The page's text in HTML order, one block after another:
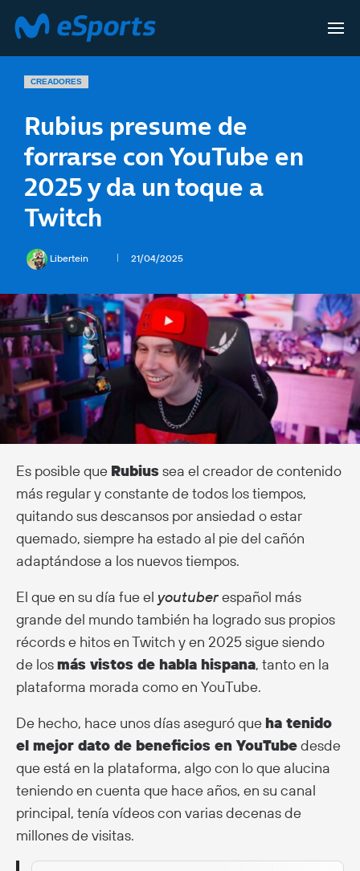
CREADORES
Rubius presume de
forrarse con YouTube en
2025 y da un toque a
Twitch
Libertein 21/04/2025
Es posible que Rubius sea el creador de contenido
más regular y constante de todos los tiempos,
quitando sus descansos por ansiedad o estar
quemado, siempre ha estado al pie del cañón
adaptándose a los nuevos tiempos.
El que en su día fue el youtuberespañol más
grande del mundo también ha logrado sus propios
récords e hitos en Twitch y en 2025 sigue siendo
de losmás vistos de habla hispana, tanto en la
plataforma morada como en YouTube.
De hecho, hace unos días aseguró que ha tenido
el mejor dato de beneficios en YouTubedesde
que está en la plataforma, algo con lo que alucina
teniendo en cuenta que hace años, en su canal
principal, tenía vídeos con varias decenas de
millones de visitas.